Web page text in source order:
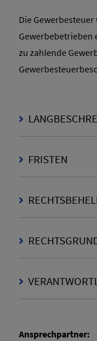
Die
Gewerbebetrieben
zu zahlende
FRISTEN
Ansprechpartner: